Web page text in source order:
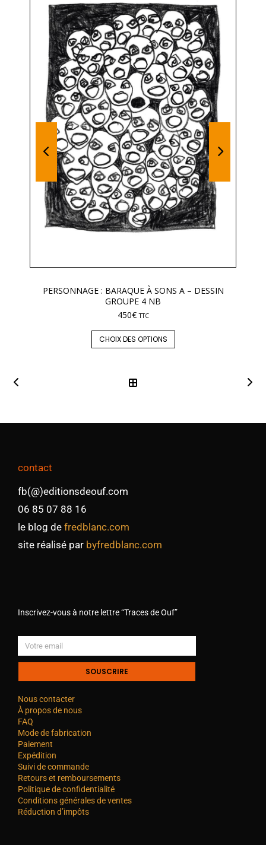
PERSONNAGE : BARAQUE À SONS A – DESSIN
GROUPE 4 NB
450€ TTC
CHOIX DES OPTIONS
contact
fb(@)editionsdeouf.com
06 85 07 88 16
le blog de fredblanc.com
site réalisé par byfredblanc.com
Inscrivez-vous à notre lettre “Traces de Ouf”
SOUSCRIRE
Nous contacter
À propos de nous
FAQ
Mode de fabrication
Paiement
Expédition
Suivi de commande
Retours et remboursements
Politique de confidentialité
Conditions générales de ventes
Réduction d’impôts